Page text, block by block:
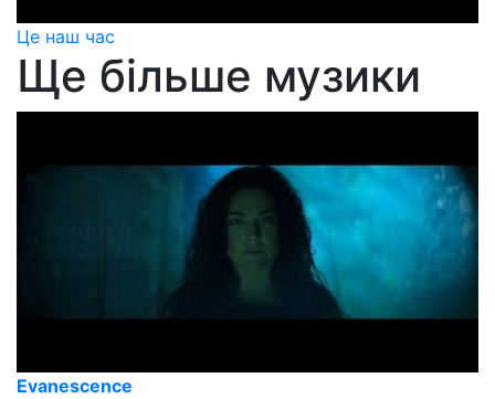
Це наш час
Ще більше музики
Evanescence